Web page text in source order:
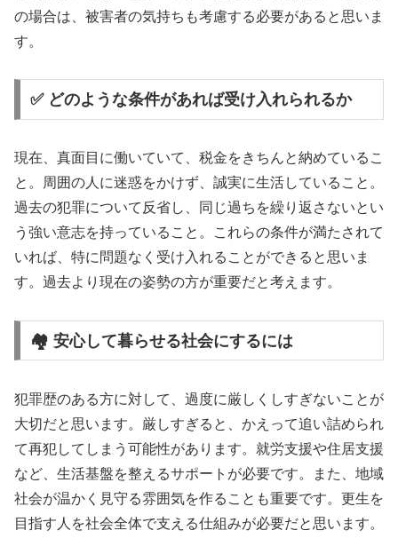
の場合は、被害者の気持ちも考慮する必要があると思いま
す。
✅ どのような条件があれば受け入れられるか
現在、真面目に働いていて、税金をきちんと納めているこ
と。周囲の人に迷惑をかけず、誠実に生活していること。
過去の犯罪について反省し、同じ過ちを繰り返さないとい
う強い意志を持っていること。これらの条件が満たされて
いれば、特に問題なく受け入れることができると思いま
す。過去より現在の姿勢の方が重要だと考えます。
🏘️ 安心して暮らせる社会にするには
犯罪歴のある方に対して、過度に厳しくしすぎないことが
大切だと思います。厳しすぎると、かえって追い詰められ
て再犯してしまう可能性があります。就労支援や住居支援
など、生活基盤を整えるサポートが必要です。また、地域
社会が温かく見守る雰囲気を作ることも重要です。更生を
目指す人を社会全体で支える仕組みが必要だと思います。